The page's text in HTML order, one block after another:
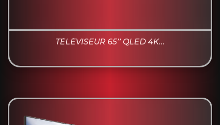
TÉLÉVISEUR 65’’ QLED 4K...